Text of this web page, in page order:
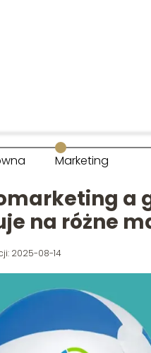
Marketing
a
na różne
2025-08-14